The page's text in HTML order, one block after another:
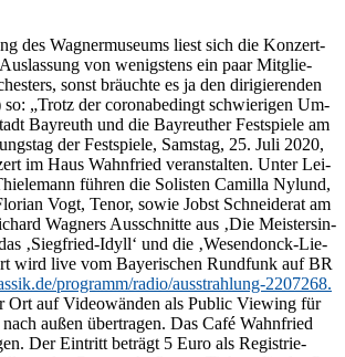
des Wag­ner­mu­se­ums liest sich die Kon­zer­t­
von we­nigs­tens ein paar Mit­glie­
sonst bräuch­te es ja den di­ri­gie­ren­den
„Trotz der co­ro­nabe­dingt schwie­ri­gen Um­
Bay­reuth und die Bay­reu­ther Fest­spie­le am
der Fest­spie­le, Sams­tag, 25. Juli 2020,
im Haus Wahn­fried ver­an­stal­ten. Un­ter Lei­
füh­ren die So­lis­ten Ca­mil­la Ny­lund,
Vogt, Te­nor, so­wie Jobst Schnei­de­rat am
Wag­ners Aus­schnit­te aus ‚Die Meis­ter­sin­
‚Sieg­fried-Idyll‘ und die ‚We­sen­don­ck-Lie­
wird live vom Baye­ri­schen Rund­funk auf BR
​p​r​o​g​r​a​m​m​/​r​a​d​i​o​/​a​u​s​s​t​r​a​h​l​u​n​g​-​2​2​0​7​2​6​8​.​
Ort auf Vi­deo­wän­den als Pu­blic Vie­w­ing für
au­ßen über­tra­gen. Das Café Wahn­fried
Der Ein­tritt be­trägt 5 Euro als Re­gis­trie­